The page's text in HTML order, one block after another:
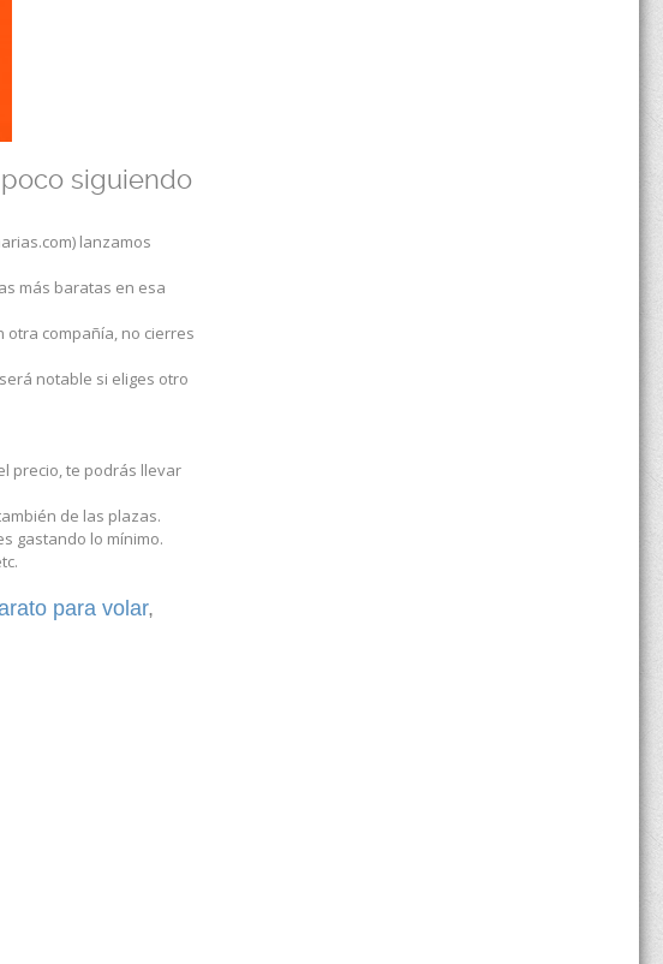
siguiendo
lanzamos
más baratas en esa
compañía, no cierres
notable si eliges otro
precio, te podrás llevar
de las plazas.
gastando lo mínimo.
para volar,